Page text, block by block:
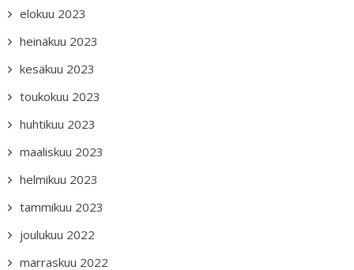
elokuu 2023
heinäkuu 2023
kesäkuu 2023
toukokuu 2023
huhtikuu 2023
maaliskuu 2023
helmikuu 2023
tammikuu 2023
joulukuu 2022
marraskuu 2022